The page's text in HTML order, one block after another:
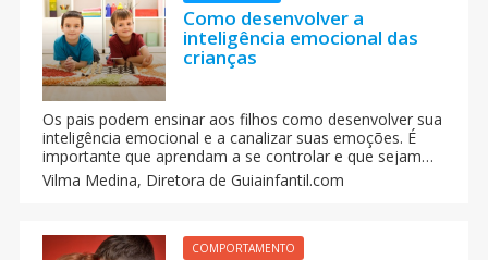
Como desenvolver a
inteligência emocional das
crianças
Os pais podem ensinar aos filhos como desenvolver sua
inteligência emocional e a canalizar suas emoções. É
importante que aprendam a se controlar e que sejam
empáticos com os outros. A educação emocional faz
parte da formação da personalidade e do caráter da
Vilma Medina, Diretora de Guiainfantil.com
COMPORTAMENTO